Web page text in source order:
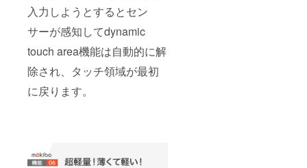
入力しようとするとセン
サーが感知してdynamic
touch area機能は自動的に解
除され、タッチ領域が最初
に戻ります。